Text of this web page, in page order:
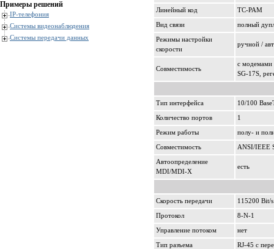
Примеры решений
IP-телефония
Системы видеонаблюдения
Системы передачи данных
Линейный код TC-PAM
Вид связи полный
Режимы настройки
скорости
ручной /
Совместимость
с модемами
SG-17S,
Тип интерфейса 10/100
Количество портов 1
Режим работы полу- и
Совместимость ANSI/IEEE
Автоопределение
MDI/MDI-X
есть
Скорость передачи 115200 Bit/s
Протокол 8-N-1
Управление потоком нет
Тип разъема RJ-45 с